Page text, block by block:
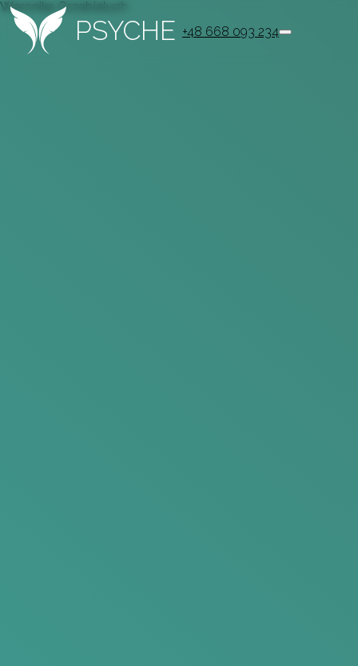
PSYCHE +48 668 093 234
Weronika Grzebieluch